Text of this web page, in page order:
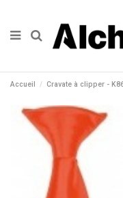
Accueil Cravate à clipper -